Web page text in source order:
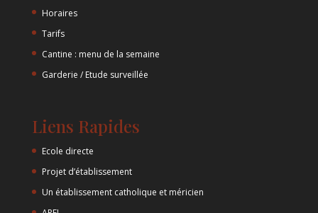
Horaires
Tarifs
Cantine : menu de la semaine
Garderie / Etude surveillée
Liens Rapides
Ecole directe
Projet d’établissement
Un établissement catholique et méricien